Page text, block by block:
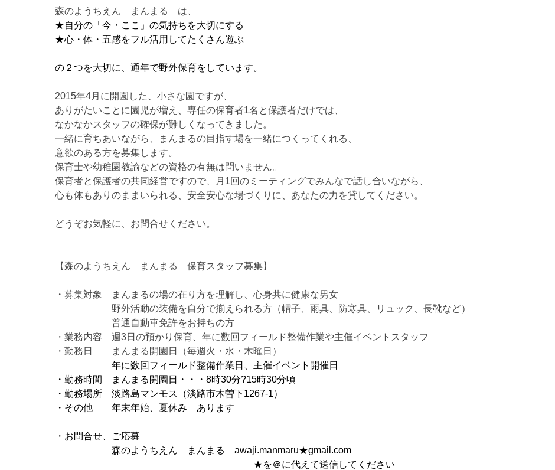
森のようちえん まんまる は、
★自分の「今・ここ」の気持ちを大切にする
★心・体・五感をフル活用してたくさん遊ぶ
の２つを大切に、通年で野外保育をしています。
2015年4月に開園した、小さな園ですが、
ありがたいことに園児が増え、専任の保育者1名と保護者だけでは、
なかなかスタッフの確保が難しくなってきました。
一緒に育ちあいながら、まんまるの目指す場を一緒につくってくれる、
意欲のある方を募集します。
保育士や幼稚園教諭などの資格の有無は問いません。
保育者と保護者の共同経営ですので、月1回のミーティングでみんなで話し合いながら、
心も体もありのままいられる、安全安心な場づくりに、あなたの力を貸してください。
どうぞお気軽に、お問合せください。
【森のようちえん まんまる 保育スタッフ募集】
・募集対象 まんまるの場の在り方を理解し、心身共に健康な男女
野外活動の装備を自分で揃えられる方（帽子、雨具、防寒具、リュック、長靴など）
普通自動車免許をお持ちの方
・業務内容 週3日の預かり保育、年に数回フィールド整備作業や主催イベントスタッフ
・勤務日 まんまる開園日（毎週火・水・木曜日）
年に数回フィールド整備作業日、主催イベント開催日
・勤務時間 まんまる開園日・・・8時30分?15時30分頃
・勤務場所 淡路島マンモス（淡路市木曽下1267-1）
・その他 年末年始、夏休み あります
・お問合せ、ご応募
森のようちえん まんまる awaji.manmaru★gmail.com
★を＠に代えて送信してください